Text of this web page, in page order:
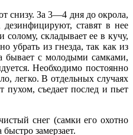
снизу. За 3—4 дня до окрола,
ставят в нее
складывает ее в кучу,
убрать из гнезда, так как из
бывает с молодыми самками,
Необходимо постоянно
легко. В отдельных случаях
пухом, съедает послед и пьет
снег (самки его охотно
замерзает.